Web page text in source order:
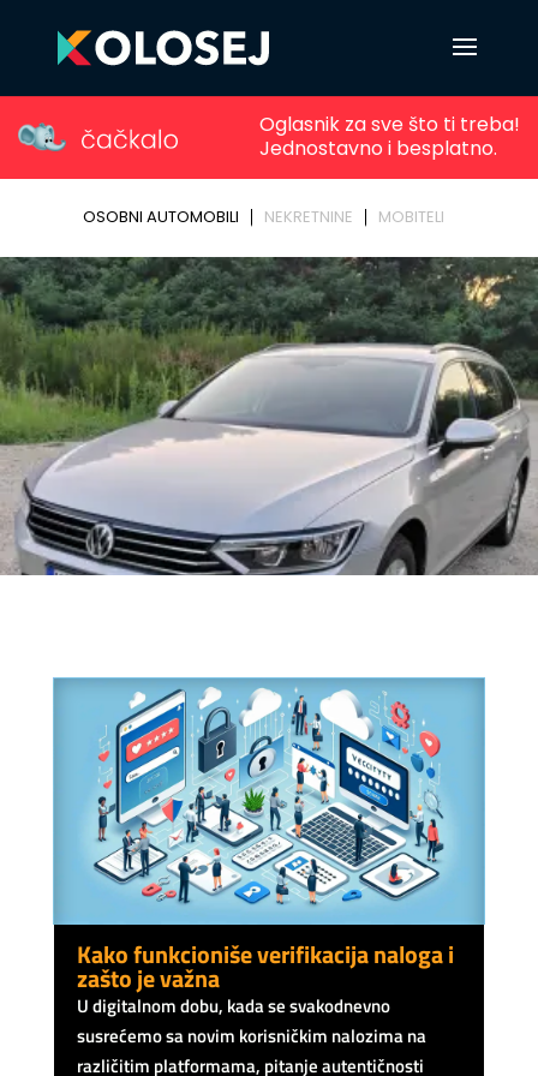
Kako funkcioniše verifikacija naloga i
zašto je važna
U digitalnom dobu, kada se svakodnevno
susrećemo sa novim korisničkim nalozima na
različitim platformama, pitanje autentičnosti